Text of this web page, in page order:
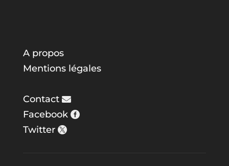
A propos
Mentions légales
Contact
Facebook
Twitter